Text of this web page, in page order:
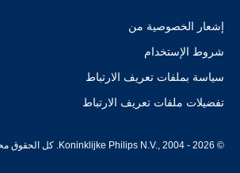
إشعار الخصوصية من
شروط الإستخدام
سياسة بملفات تعريف الارتباط
تفضيلات ملفات تعريف الارتباط
© Koninklijke Philips N.V., 2004 - 2026. كل الحقوق محفوظة.